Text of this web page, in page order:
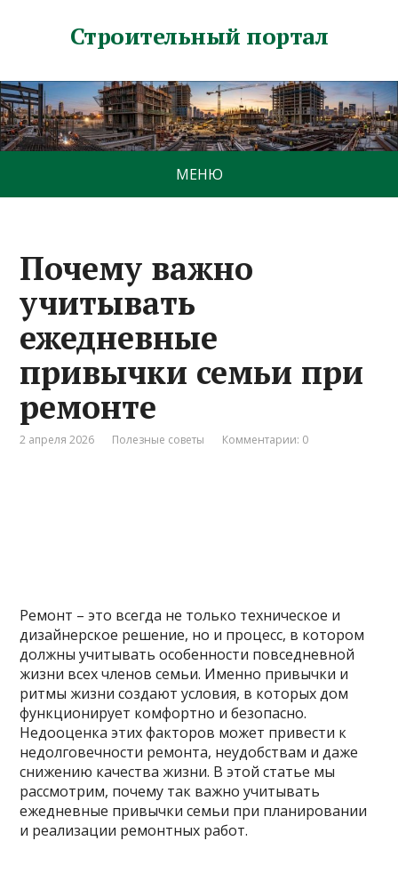
Строительный портал
МЕНЮ
Почему важно
учитывать
ежедневные
привычки семьи при
ремонте
2 апреля 2026 Полезные советы Комментарии: 0
Ремонт – это всегда не только техническое и
дизайнерское решение, но и процесс, в котором
должны учитывать особенности повседневной
жизни всех членов семьи. Именно привычки и
ритмы жизни создают условия, в которых дом
функционирует комфортно и безопасно.
Недооценка этих факторов может привести к
недолговечности ремонта, неудобствам и даже
снижению качества жизни. В этой статье мы
рассмотрим, почему так важно учитывать
ежедневные привычки семьи при планировании
и реализации ремонтных работ.